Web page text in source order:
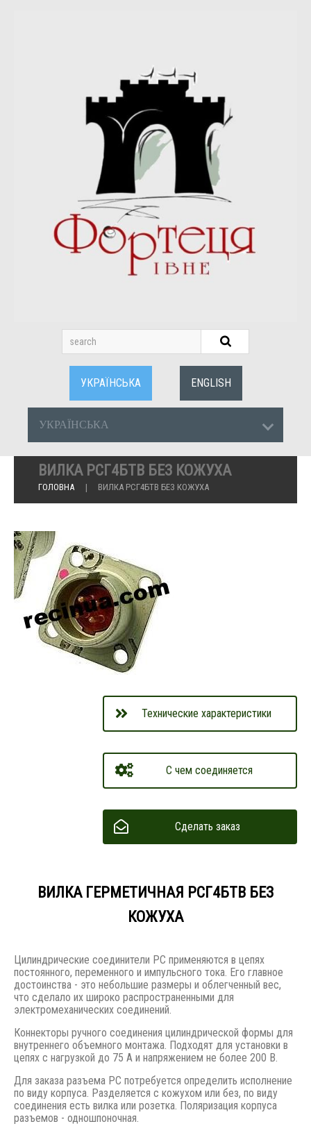
УКРАЇНСЬКА ENGLISH
УКРАЇНСЬКА
ВИЛКА РСГ4БТВ БЕЗ КОЖУХА
ГОЛОВНА ВИЛКА РСГ4БТВ БЕЗ КОЖУХА
Технические характеристики
С чем соединяется
Сделать заказ
ВИЛКА ГЕРМЕТИЧНАЯ РСГ4БТВ БЕЗ
КОЖУХА
Цилиндрические соединители РС применяются в цепях
постоянного, переменного и импульсного тока. Его главное
достоинства - это небольшие размеры и облегченный вес,
что сделало их широко распространенными для
электромеханических соединений.
Коннекторы ручного соединения цилиндрической формы для
внутреннего объемного монтажа. Подходят для установки в
цепях с нагрузкой до 75 А и напряжением не более 200 В.
Для заказа разъема РС потребуется определить исполнение
по виду корпуса. Разделяется с кожухом или без, по виду
соединения есть вилка или розетка. Поляризация корпуса
разъемов - одношпоночная.